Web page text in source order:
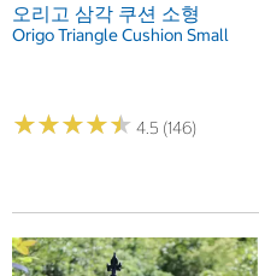
오리고 삼각 쿠션 소형
Origo Triangle Cushion Small
★★★★★
★★★★★ 4.5 (146)